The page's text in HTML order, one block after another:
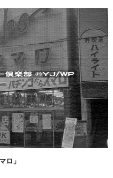
メ
ニ
ュ
ス
コ
文
化
考
察
ん
こ
ヒ
ュ
ー
マ
ン
な
疑
問
体
ノ
ー
ト
の
サ
イ
ト
に
ロ」